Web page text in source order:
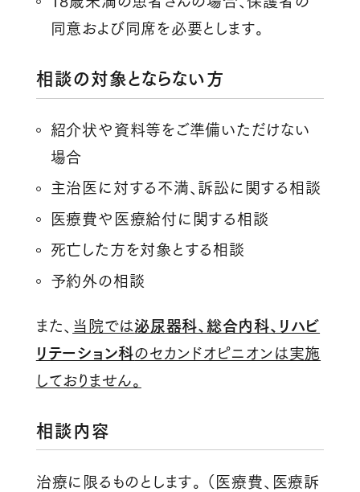
同意および同席を必要とします。
相談の対象とならない方
紹介状や資料等をご準備いただけない
場合
主治医に対する不満、訴訟に関する相談
医療費や医療給付に関する相談
死亡した方を対象とする相談
予約外の相談
また、 当院では泌尿器科、総合内科、リハビ
リテーション科のセカンドオピニオンは実施
しておりません。
相談内容
治療に限るものとします。 （医療費、医療訴